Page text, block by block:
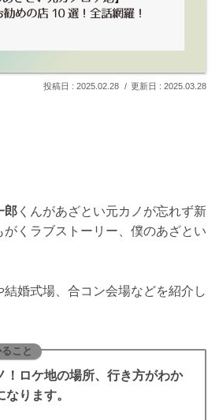
2025.02.28 2025.03.28
郎 くんがあざとい元カノが忘れず新
がくラブストーリー、僕のあざとい
婚式場、合コン会場などを紹介し
こと
！ロケ地の場所、行き方がわか
ります。